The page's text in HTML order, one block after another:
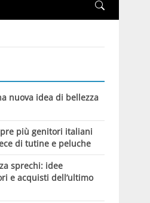
nuova idea di bellezza
più genitori italiani
di tutine e peluche
sprechi: idee
e acquisti dell’ultimo